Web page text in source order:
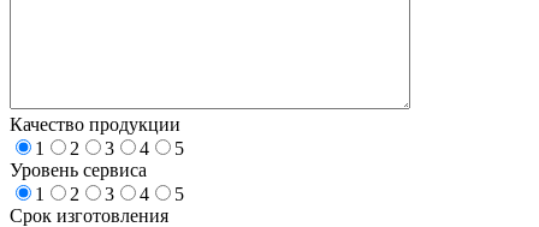
Качество продукции
1
2 3 4
5
Уровень сервиса
1
2 3 4
5
Срок изготовления